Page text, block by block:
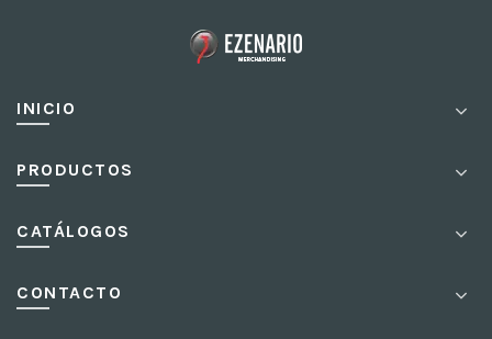
INICIO
PRODUCTOS
CATÁLOGOS
CONTACTO